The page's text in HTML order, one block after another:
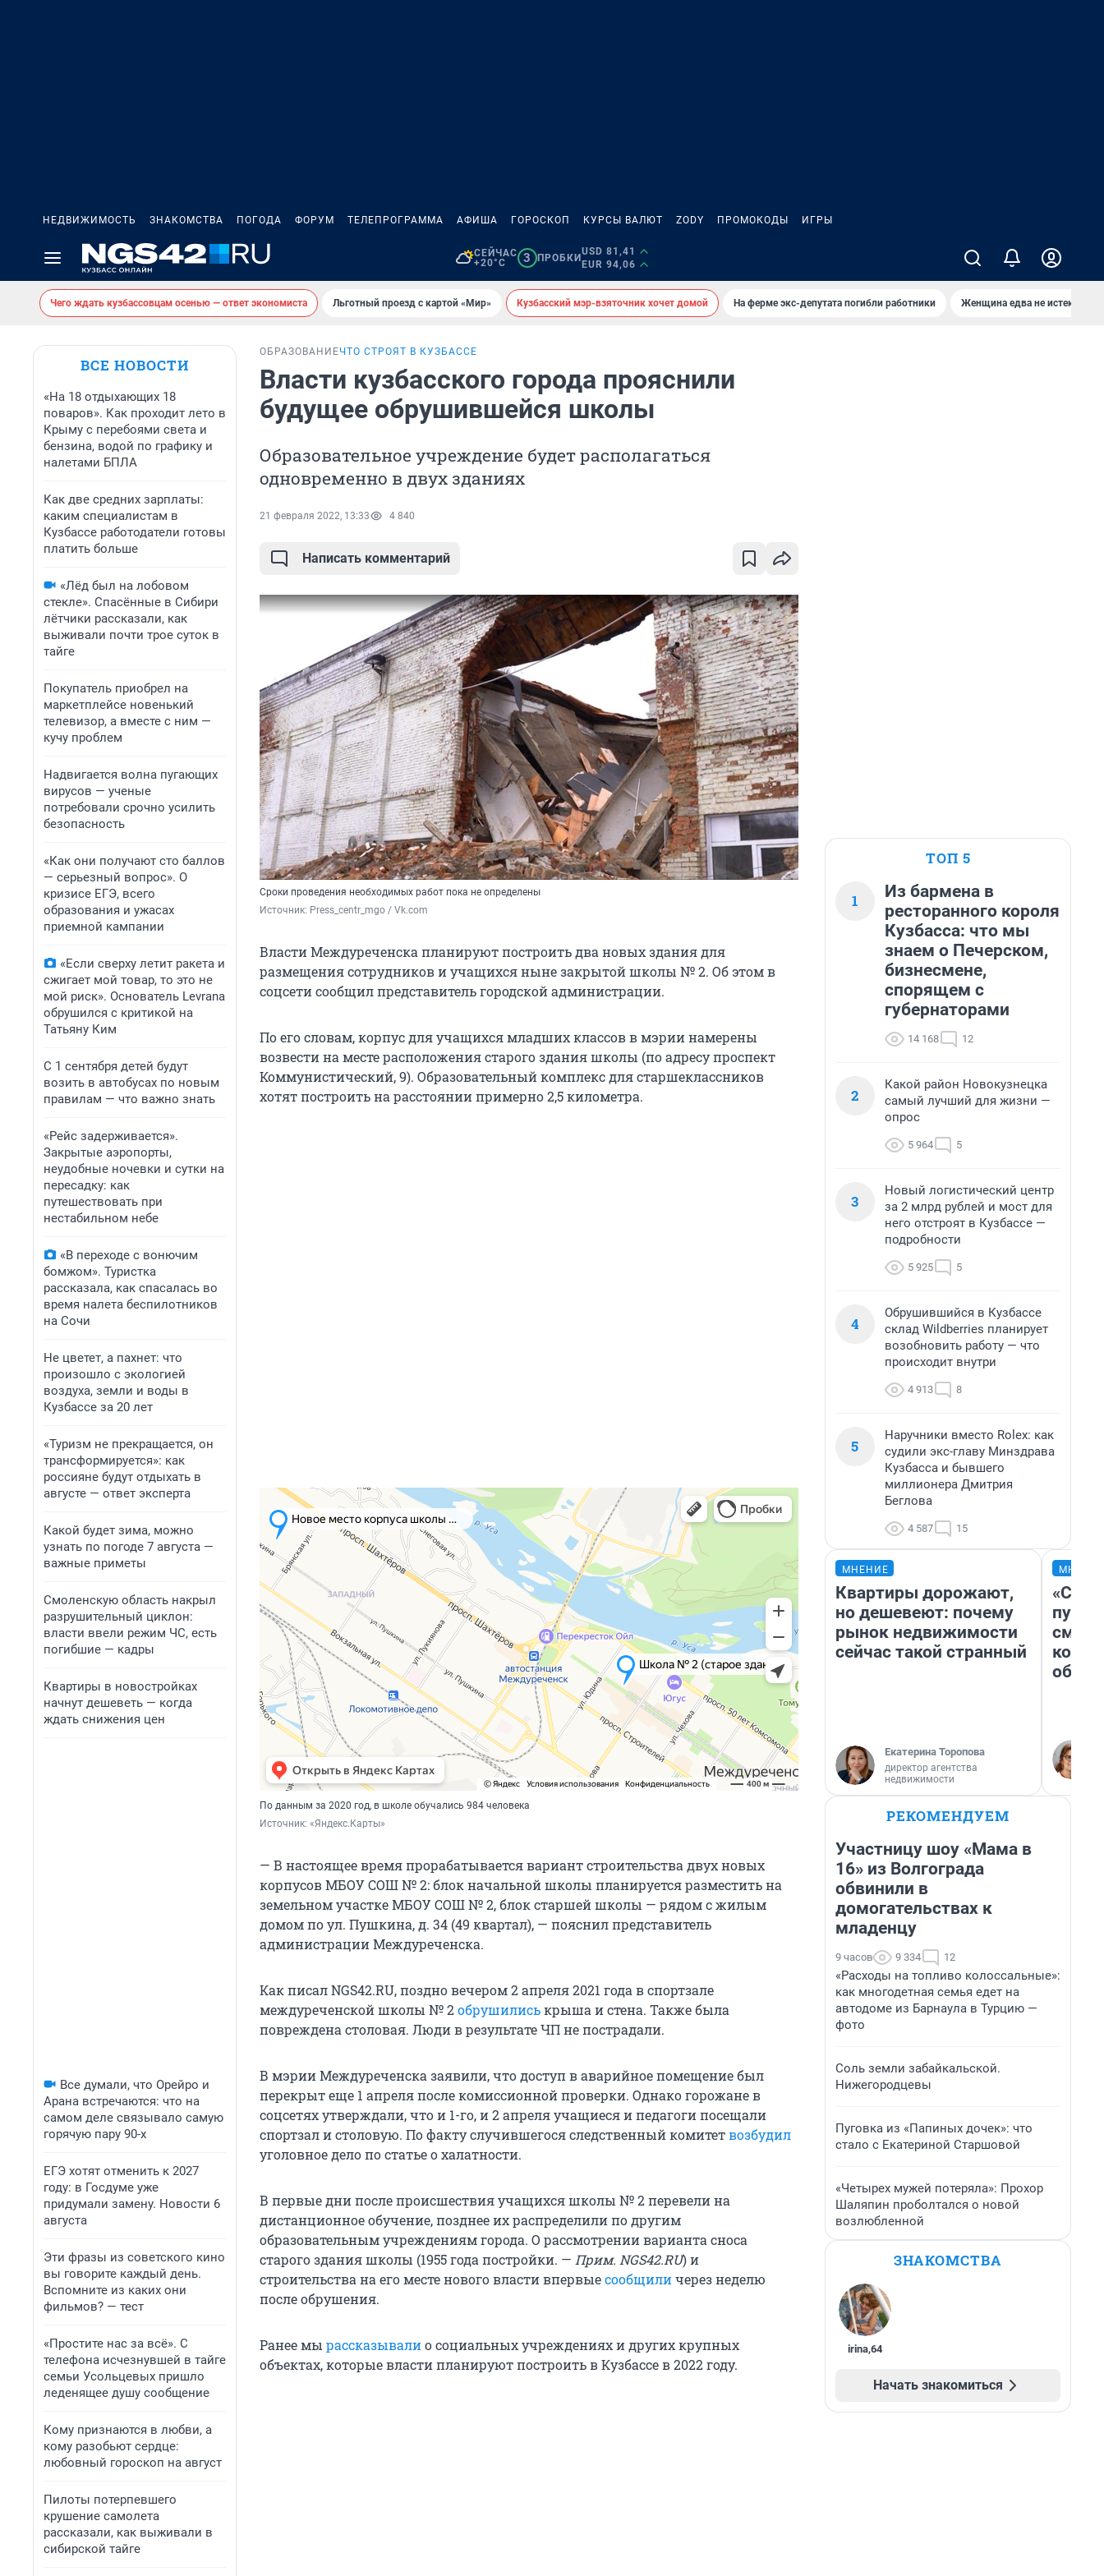
НЕДВИЖИМОСТЬ ЗНАКОМСТВА ПОГОДА ФОРУМ ТЕЛЕПРОГРАММА АФИША ГОРОСКОП КУРСЫ ВАЛЮТ ZODY ПРОМОКОДЫ ИГРЫ
СЕЙЧАС
+20°C
3 ПРОБКИ
USD 81,41
EUR 94,06
Чего ждать кузбассовцам осенью — ответ экономиста Льготный проезд с картой «Мир» Кузбасский мэр-взяточник хочет домой На ферме экс-депутата погибли работники Женщина едва не истекла
ВСЕ НОВОСТИ
«На 18 отдыхающих 18
поваров». Как проходит лето в
Крыму с перебоями света и
бензина, водой по графику и
налетами БПЛА
Как две средних зарплаты:
каким специалистам в
Кузбассе работодатели готовы
платить больше
«Лёд был на лобовом
стекле». Спасённые в Сибири
лётчики рассказали, как
выживали почти трое суток в
тайге
Покупатель приобрел на
маркетплейсе новенький
телевизор, а вместе с ним —
кучу проблем
Надвигается волна пугающих
вирусов — ученые
потребовали срочно усилить
безопасность
«Как они получают сто баллов
— серьезный вопрос». О
кризисе ЕГЭ, всего
образования и ужасах
приемной кампании
«Если сверху летит ракета и
сжигает мой товар, то это не
мой риск». Основатель Levrana
обрушился с критикой на
Татьяну Ким
С 1 сентября детей будут
возить в автобусах по новым
правилам — что важно знать
«Рейс задерживается».
Закрытые аэропорты,
неудобные ночевки и сутки на
пересадку: как
путешествовать при
нестабильном небе
«В переходе с вонючим
бомжом». Туристка
рассказала, как спасалась во
время налета беспилотников
на Сочи
Не цветет, а пахнет: что
произошло с экологией
воздуха, земли и воды в
Кузбассе за 20 лет
«Туризм не прекращается, он
трансформируется»: как
россияне будут отдыхать в
августе — ответ эксперта
Какой будет зима, можно
узнать по погоде 7 августа —
важные приметы
Смоленскую область накрыл
разрушительный циклон:
власти ввели режим ЧС, есть
погибшие — кадры
Квартиры в новостройках
начнут дешеветь — когда
ждать снижения цен
Все думали, что Орейро и
Арана встречаются: что на
самом деле связывало самую
горячую пару 90-х
ЕГЭ хотят отменить к 2027
году: в Госдуме уже
придумали замену. Новости 6
августа
Эти фразы из советского кино
вы говорите каждый день.
Вспомните из каких они
фильмов? — тест
«Простите нас за всё». С
телефона исчезнувшей в тайге
семьи Усольцевых пришло
леденящее душу сообщение
Кому признаются в любви, а
кому разобьют сердце:
любовный гороскоп на август
Пилоты потерпевшего
крушение самолета
рассказали, как выживали в
сибирской тайге
ОБРАЗОВАНИЕЧТО СТРОЯТ В КУЗБАССЕ
Власти кузбасского города прояснили
будущее обрушившейся школы
Образовательное учреждение будет располагаться
одновременно в двух зданиях
21 февраля 2022, 13:33 4 840
Написать комментарий
Сроки проведения необходимых работ пока не определены
Источник: Press_centr_mgo / Vk.com
Власти Междуреченска планируют построить два новых здания для
размещения сотрудников и учащихся ныне закрытой школы № 2. Об этом в
соцсети сообщил представитель городской администрации.
По его словам, корпус для учащихся младших классов в мэрии намерены
возвести на месте расположения старого здания школы (по адресу проспект
Коммунистический, 9). Образовательный комплекс для старшеклассников
хотят построить на расстоянии примерно 2,5 километра.
По данным за 2020 год, в школе обучались 984 человека
Источник: «Яндекс.Карты»
— В настоящее время прорабатывается вариант строительства двух новых
корпусов МБОУ СОШ № 2: блок начальной школы планируется разместить на
земельном участке МБОУ СОШ № 2, блок старшей школы — рядом с жилым
домом по ул. Пушкина, д. 34 (49 квартал), — пояснил представитель
администрации Междуреченска.
Как писал NGS42.RU, поздно вечером 2 апреля 2021 года в спортзале
междуреченской школы № 2обрушилиськрыша и стена. Также была
повреждена столовая. Люди в результате ЧП не пострадали.
В мэрии Междуреченска заявили, что доступ в аварийное помещение был
перекрыт еще 1 апреля после комиссионной проверки. Однако горожане в
соцсетях утверждали, что и 1-го, и 2 апреля учащиеся и педагоги посещали
спортзал и столовую. По факту случившегося следственный комитетвозбудил
уголовное дело по статье о халатности.
В первые дни после происшествия учащихся школы № 2 перевели на
дистанционное обучение, позднее их распределили по другим
образовательным учреждениям города. О рассмотрении варианта сноса
старого здания школы (1955 года постройки. — Прим. NGS42.RU) и
строительства на его месте нового власти впервыесообщиличерез неделю
после обрушения.
Ранее мы рассказывалио социальных учреждениях и других крупных
объектах, которые власти планируют построить в Кузбассе в 2022 году.
ТОП 5
1
Из бармена в
ресторанного короля
Кузбасса: что мы
знаем о Печерском,
бизнесмене,
спорящем с
губернаторами
14 168 12
2
Какой район Новокузнецка
самый лучший для жизни —
опрос
5 964 5
3
Новый логистический центр
за 2 млрд рублей и мост для
него отстроят в Кузбассе —
подробности
5 925 5
4
Обрушившийся в Кузбассе
склад Wildberries планирует
возобновить работу — что
происходит внутри
4 913 8
5
Наручники вместо Rolex: как
судили экс-главу Минздрава
Кузбасса и бывшего
миллионера Дмитрия
Беглова
4 587 15
МНЕНИЕ
Квартиры дорожают,
но дешевеют: почему
рынок недвижимости
сейчас такой странный
Екатерина Торопова
директор агентства
недвижимости
РЕКОМЕНДУЕМ
Участницу шоу «Мама в
16» из Волгограда
обвинили в
домогательствах к
младенцу
9 часов 9 334 12
«Расходы на топливо колоссальные»:
как многодетная семья едет на
автодоме из Барнаула в Турцию —
фото
Соль земли забайкальской.
Нижегородцевы
Пуговка из «Папиных дочек»: что
стало с Екатериной Старшовой
«Четырех мужей потеряла»: Прохор
Шаляпин проболтался о новой
возлюбленной
ЗНАКОМСТВА
irina,64
Начать знакомиться